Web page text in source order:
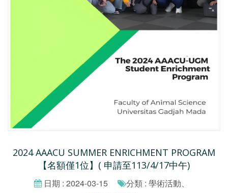
2024 AAACU SUMMER ENRICHMENT PROGRAM
【名額僅1位】( 申請至113/4/17中午)
日期 : 2024-03-15
分類 : 學術活動、